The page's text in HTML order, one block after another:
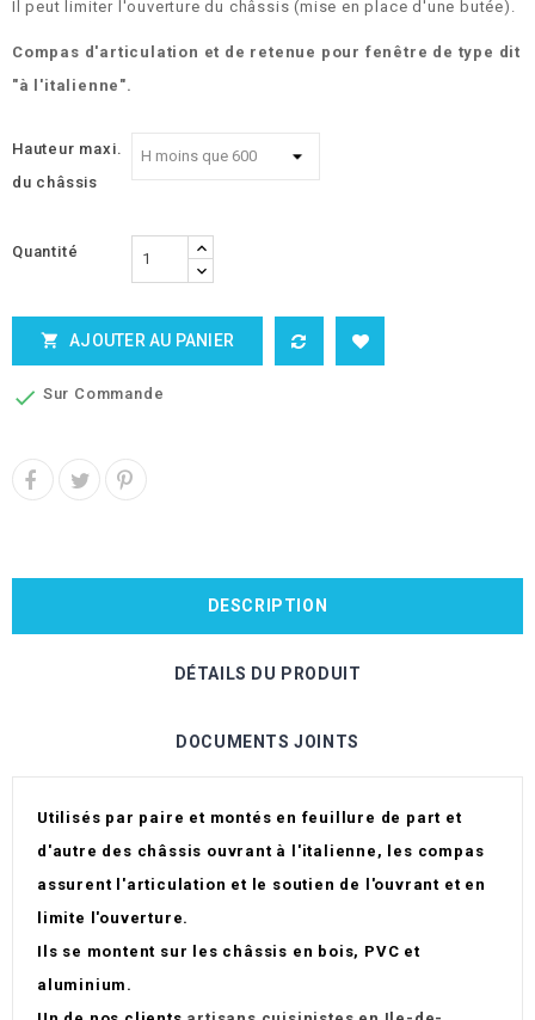
Il peut limiter l'ouverture du châssis (mise en place d'une butée).
Compas d'articulation et de retenue pour fenêtre de type dit
"à l'italienne".
Hauteur maxi.
du châssis
Quantité
 AJOUTER AU PANIER
 Sur Commande
DESCRIPTION
DÉTAILS DU PRODUIT
DOCUMENTS JOINTS
Utilisés par paire et montés en feuillure de part et
d'autre des châssis ouvrant à l'italienne, les compas
assurent l'articulation et le soutien de l'ouvrant et en
limite l'ouverture.
Ils se montent sur les châssis en bois, PVC et
aluminium.